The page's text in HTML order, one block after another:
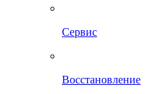
Сервис
Восстановление